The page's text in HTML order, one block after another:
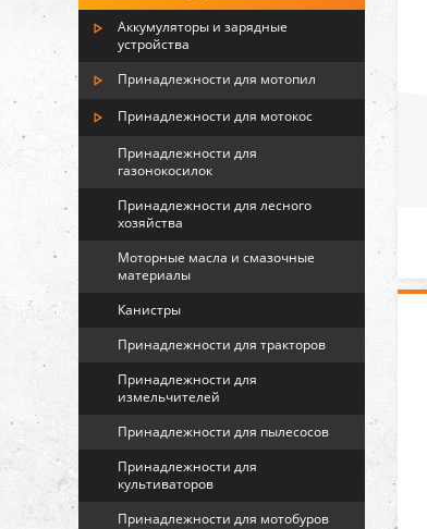
Аккумуляторы и зарядные
устройства
Принадлежности для мотопил
Принадлежности для мотокос
Принадлежности для
газонокосилок
Принадлежности для лесного
хозяйства
Моторные масла и смазочные
материалы
Канистры
Принадлежности для тракторов
Принадлежности для
измельчителей
Принадлежности для пылесосов
Принадлежности для
культиваторов
Принадлежности для мотобуров